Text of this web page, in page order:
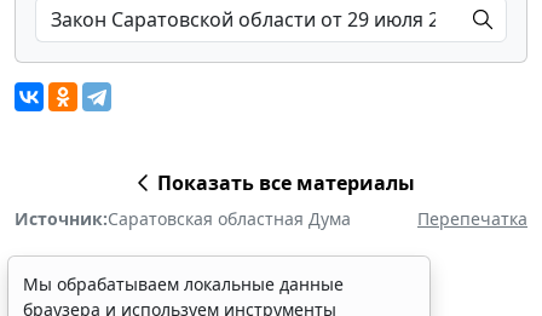
Показать все материалы
Источник:Саратовская областная Дума Перепечатка
Мы обрабатываем локальные данные
браузера и используем инструменты